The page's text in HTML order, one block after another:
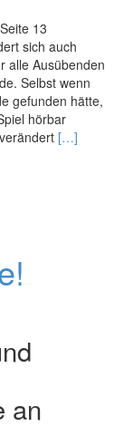
13
sich auch
alle Ausübenden
Selbst wenn
gefunden hätte,
hörbar
Read
[…]
an